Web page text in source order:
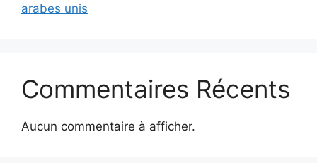
arabes unis
Commentaires Récents
Aucun commentaire à afficher.